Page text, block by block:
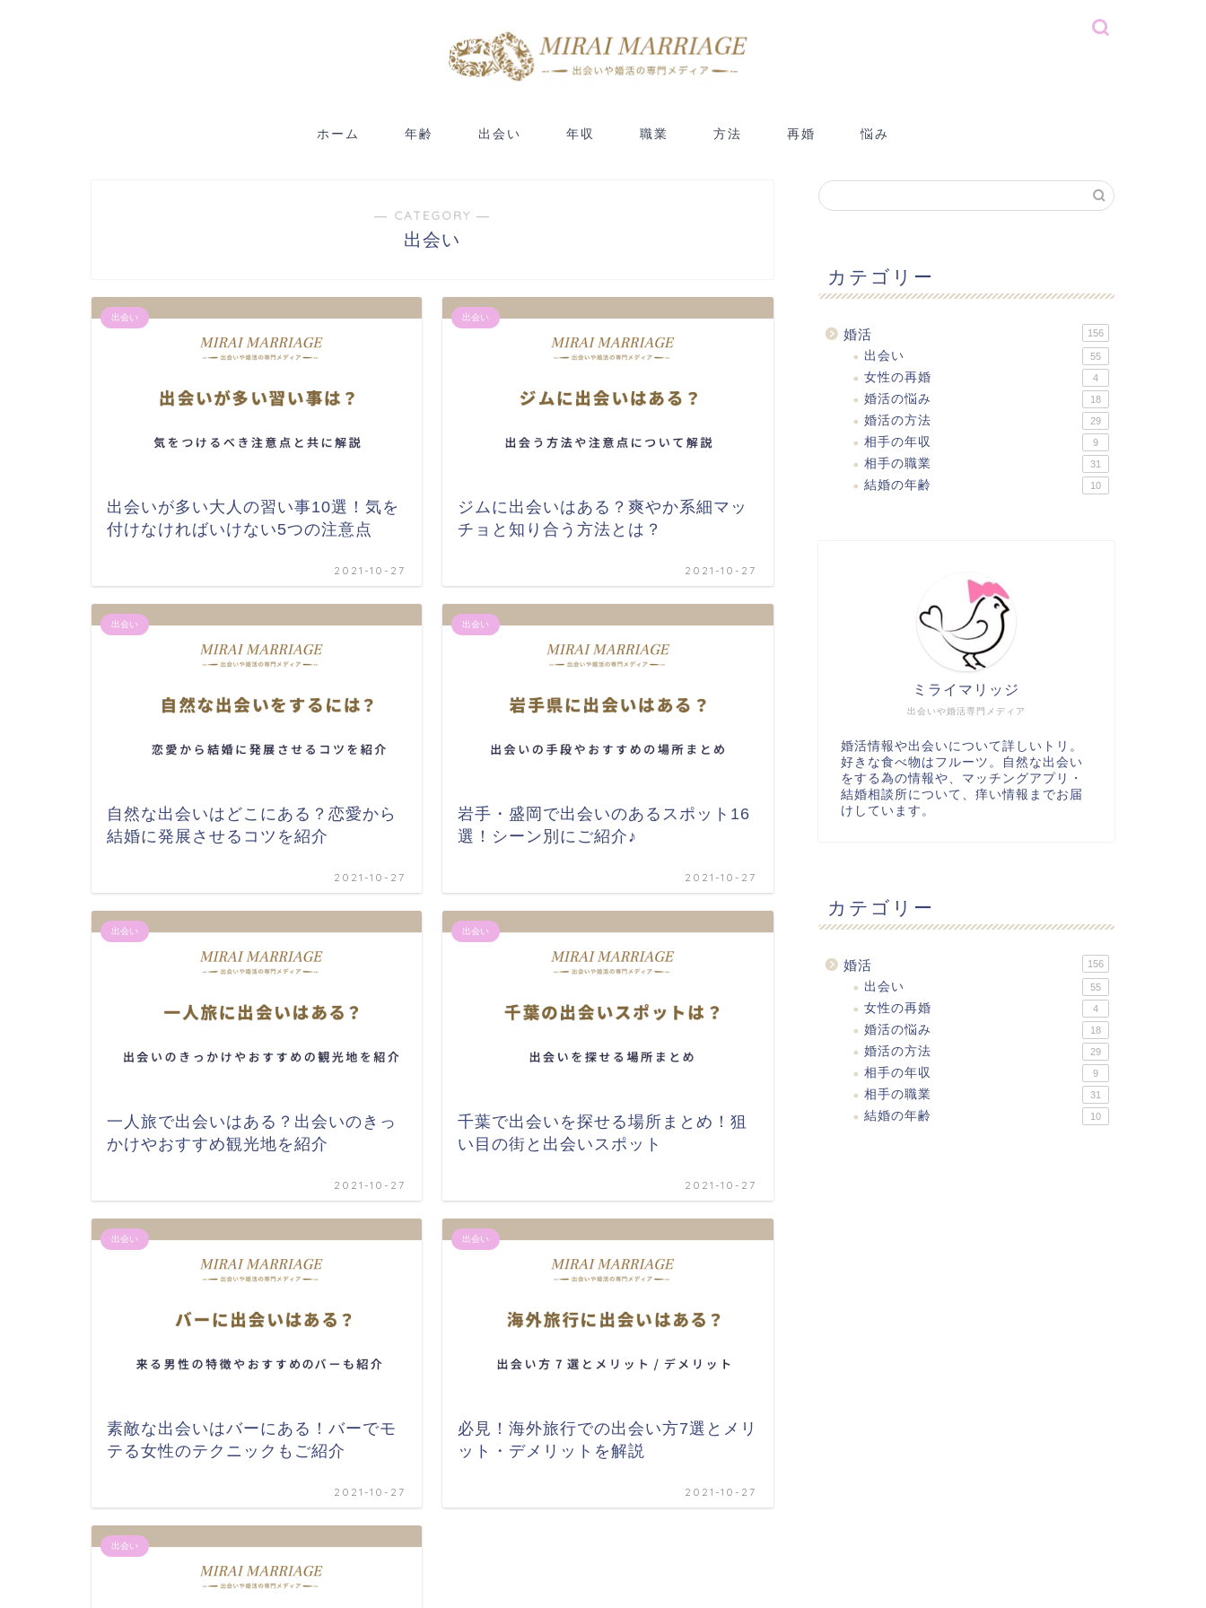
ホーム 年齢 出会い 年収 職業 方法 再婚 悩み
― CATEGORY ―
出会い
出会い
出会いが多い大人の習い事10選！気を
付けなければいけない5つの注意点
2021-10-27
出会い
ジムに出会いはある？爽やか系細マッ
チョと知り合う方法とは？
2021-10-27
出会い
自然な出会いはどこにある？恋愛から
結婚に発展させるコツを紹介
2021-10-27
出会い
岩手・盛岡で出会いのあるスポット16
選！シーン別にご紹介♪
2021-10-27
出会い
一人旅で出会いはある？出会いのきっ
かけやおすすめ観光地を紹介
2021-10-27
出会い
千葉で出会いを探せる場所まとめ！狙
い目の街と出会いスポット
2021-10-27
出会い
素敵な出会いはバーにある！バーでモ
テる女性のテクニックもご紹介
2021-10-27
出会い
必見！海外旅行での出会い方7選とメリ
ット・デメリットを解説
2021-10-27
出会い
カテゴリー
婚活 156
出会い 55
女性の再婚 4
婚活の悩み 18
婚活の方法 29
相手の年収 9
相手の職業 31
結婚の年齢 10
出会いや婚活専門メディア
ミライマリッジ
婚活情報や出会いについて詳しいトリ。
好きな食べ物はフルーツ。自然な出会い
をする為の情報や、マッチングアプリ・
結婚相談所について、痒い情報までお届
けしています。
カテゴリー
婚活 156
出会い 55
女性の再婚 4
婚活の悩み 18
婚活の方法 29
相手の年収 9
相手の職業 31
結婚の年齢 10